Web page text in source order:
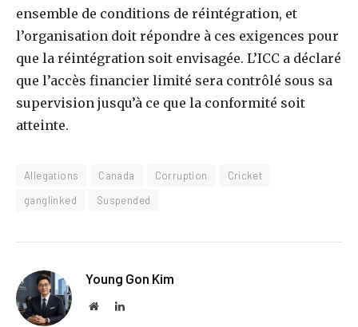
ensemble de conditions de réintégration, et
l’organisation doit répondre à ces exigences pour
que la réintégration soit envisagée. L’ICC a déclaré
que l’accès financier limité sera contrôlé sous sa
supervision jusqu’à ce que la conformité soit
atteinte.
Allegations Canada Corruption
Cricket
ganglinked
Suspended
Young Gon Kim
WebsiteLinkedIn